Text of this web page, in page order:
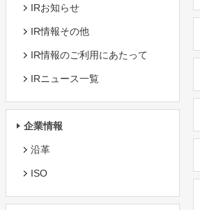
IRお知らせ
IR情報その他
IR情報のご利用にあたって
IRニュース一覧
企業情報
沿革
ISO